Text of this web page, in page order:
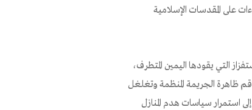
على المقدسات الإسلامية
التي يقودها اليمين المتطرف،
ظاهرة الجريمة المنظمة وتغلغل
استمرار سياسات هدم المنازل